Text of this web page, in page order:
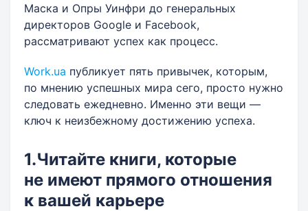
Маска и Опры Уинфри до генеральных
директоров Google и Facebook,
рассматривают успех как процесс.
Work.ua публикует пять привычек, которым,
по мнению успешных мира сего, просто нужно
следовать ежедневно. Именно эти вещи —
ключ к неизбежному достижению успеха.
1.Читайте книги, которые
не имеют прямого отношения
к вашей карьере